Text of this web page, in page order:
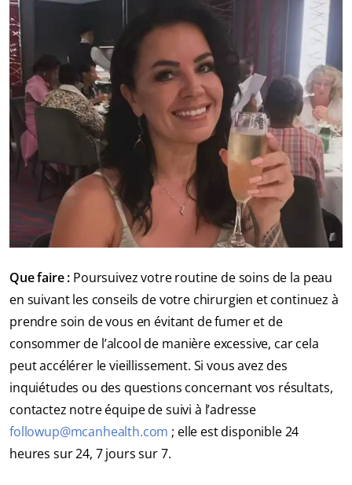
Que faire : Poursuivez votre routine de soins de la peau
en suivant les conseils de votre chirurgien et continuez à
prendre soin de vous en évitant de fumer et de
consommer de l’alcool de manière excessive, car cela
peut accélérer le vieillissement. Si vous avez des
inquiétudes ou des questions concernant vos résultats,
contactez notre équipe de suivi à l’adresse
followup@mcanhealth.com ; elle est disponible 24
heures sur 24, 7 jours sur 7.